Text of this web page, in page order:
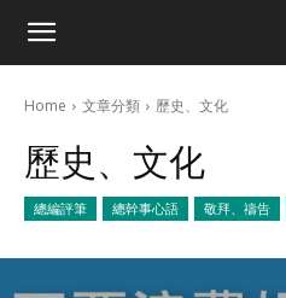
Home 文章分類 歷史、文化
歷史、文化
總編評筆 總幹事心語 敬拜、禱告